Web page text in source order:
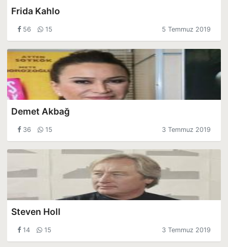
Frida Kahlo
56 15 5 Temmuz 2019
Demet Akbağ
36 15 3 Temmuz 2019
Steven Holl
14 15 3 Temmuz 2019